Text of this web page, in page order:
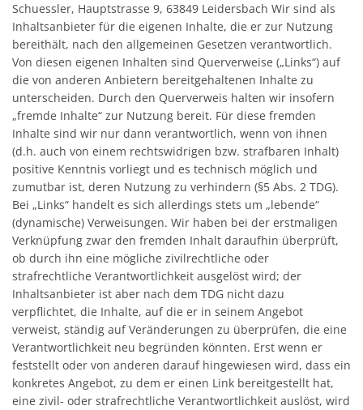
Schuessler, Hauptstrasse 9, 63849 Leidersbach Wir sind als
Inhaltsanbieter für die eigenen Inhalte, die er zur Nutzung
bereithält, nach den allgemeinen Gesetzen verantwortlich.
Von diesen eigenen Inhalten sind Querverweise („Links“) auf
die von anderen Anbietern bereitgehaltenen Inhalte zu
unterscheiden. Durch den Querverweis halten wir insofern
„fremde Inhalte“ zur Nutzung bereit. Für diese fremden
Inhalte sind wir nur dann verantwortlich, wenn von ihnen
(d.h. auch von einem rechtswidrigen bzw. strafbaren Inhalt)
positive Kenntnis vorliegt und es technisch möglich und
zumutbar ist, deren Nutzung zu verhindern (§5 Abs. 2 TDG).
Bei „Links“ handelt es sich allerdings stets um „lebende“
(dynamische) Verweisungen. Wir haben bei der erstmaligen
Verknüpfung zwar den fremden Inhalt daraufhin überprüft,
ob durch ihn eine mögliche zivilrechtliche oder
strafrechtliche Verantwortlichkeit ausgelöst wird; der
Inhaltsanbieter ist aber nach dem TDG nicht dazu
verpflichtet, die Inhalte, auf die er in seinem Angebot
verweist, ständig auf Veränderungen zu überprüfen, die eine
Verantwortlichkeit neu begründen könnten. Erst wenn er
feststellt oder von anderen darauf hingewiesen wird, dass ein
konkretes Angebot, zu dem er einen Link bereitgestellt hat,
eine zivil- oder strafrechtliche Verantwortlichkeit auslöst, wird